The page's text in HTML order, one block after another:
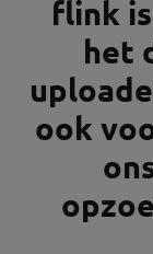
flink
het
ook